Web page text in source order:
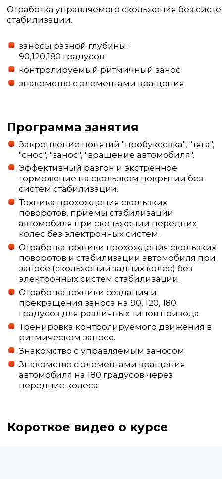
Отработка управляемого скольжения без
стабилизации.
заносы разной глубины:
90,120,180 градусов
контролируемый ритмичный занос
знакомство с элементами вращения
Программа занятия
Закрепление понятий "пробуксовка", "тяга",
"снос", "занос", "вращение автомобиля".
Эффективный разгон и экстренное
торможение на скользком покрытии без
систем стабилизации.
Техника прохождения скользких
поворотов, приемы стабилизации
автомобиля при скольжении передних
колес без электронных систем.
Отработка техники прохождения скользких
поворотов и стабилизации автомобиля при
заносе (скольжении задних колес) без
электронных систем стабилизации.
Отработка техники создания и
прекращения заноса на 90, 120, 180
градусов для различных типов привода.
Тренировка контролируемого движения в
ритмическом заносе.
Знакомство с управляемым заносом.
Знакомство с элементами вращения
автомобиля на 180 градусов через
передние колеса.
Короткое видео о курсе